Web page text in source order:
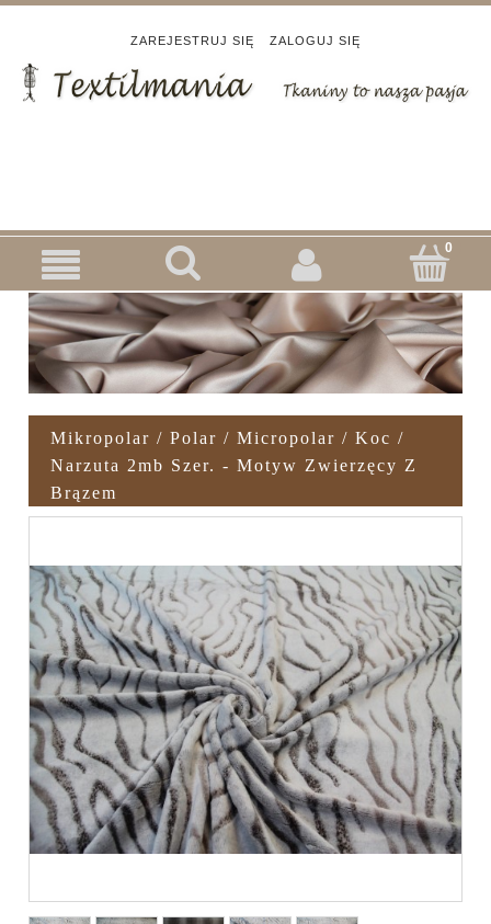
ZAREJESTRUJ SIĘ ZALOGUJ SIĘ
Mikropolar / Polar / Micropolar / Koc /
Narzuta 2mb Szer. - Motyw Zwierzęcy Z
Brązem